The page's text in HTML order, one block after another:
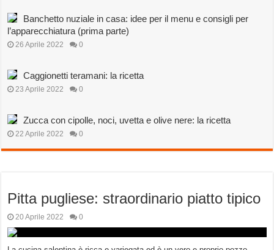
Banchetto nuziale in casa: idee per il menu e consigli per
l’apparecchiatura (prima parte)
26 Aprile 2022 0
Caggionetti teramani: la ricetta
23 Aprile 2022 0
Zucca con cipolle, noci, uvetta e olive nere: la ricetta
22 Aprile 2022 0
Pitta pugliese: straordinario piatto tipico
20 Aprile 2022 0